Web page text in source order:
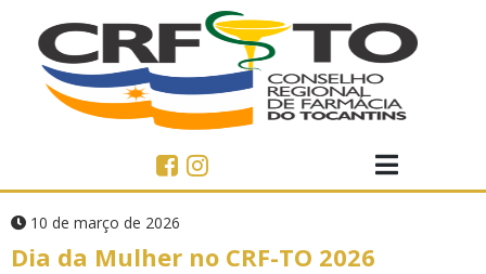
10 de março de 2026
Dia da Mulher no CRF-TO 2026